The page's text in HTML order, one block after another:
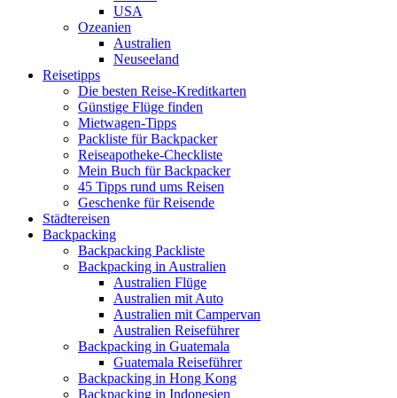
USA
Ozeanien
Australien
Neuseeland
Reisetipps
Die besten Reise-Kreditkarten
Günstige Flüge finden
Mietwagen-Tipps
Packliste für Backpacker
Reiseapotheke-Checkliste
Mein Buch für Backpacker
45 Tipps rund ums Reisen
Geschenke für Reisende
Städtereisen
Backpacking
Backpacking Packliste
Backpacking in Australien
Australien Flüge
Australien mit Auto
Australien mit Campervan
Australien Reiseführer
Backpacking in Guatemala
Guatemala Reiseführer
Backpacking in Hong Kong
Backpacking in Indonesien